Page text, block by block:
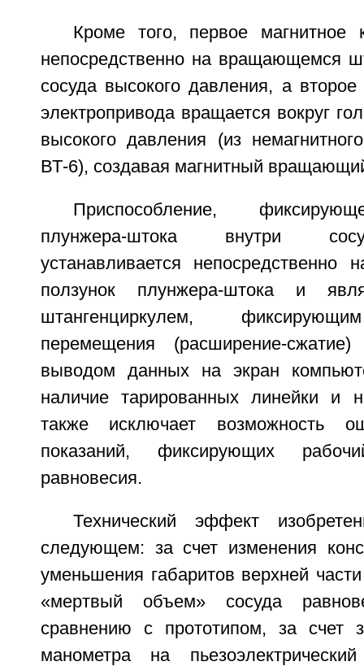
Кроме того, первое магнитное
непосредственно на вращающемся
сосуда высокого давления, а
электропривода вращается вокруг
высокого давления (из
ВТ-6), создавая магнитный
Приспособление,
плунжера-штока внутри
устанавливается
ползунок плунжера-штока и
штангенциркулем,
перемещения (расширение-
выводом данных на экран
наличие тарированных линейки и
также исключает возможность
показаний, фиксирующих
равновесия.
Технический эффект
следующем: за счет изменения
уменьшения габаритов верхней
«мертвый объем» сосуда
сравнению с прототипом, за счет
манометра на